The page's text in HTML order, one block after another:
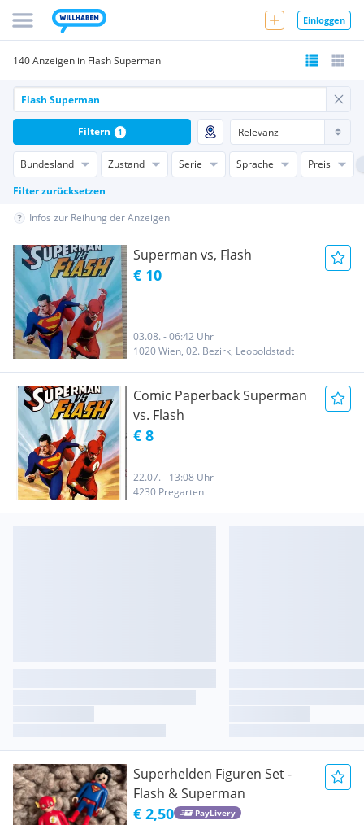
Einloggen
140 Anzeigen in Flash Superman
Bundesland Zustand Serie Sprache
Preis
Filter zurücksetzen
Filtern 1
Infos zur Reihung der Anzeigen
Superman vs, Flash
€ 10
03.08. - 06:42 Uhr
1020 Wien, 02. Bezirk, Leopoldstadt
Comic Paperback Superman
vs. Flash
€ 8
22.07. - 13:08 Uhr
4230 Pregarten
Superhelden Figuren Set -
Flash & Superman
€ 2,50 PayLivery